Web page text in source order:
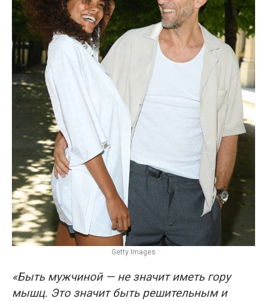
Getty Images
«Быть мужчиной — не значит иметь гору
мышц. Это значит быть решительным и